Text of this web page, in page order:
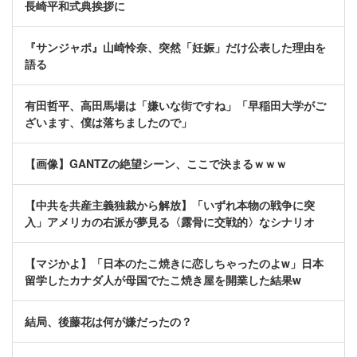
長崎平和式典挨拶に
『サンジャポ』山崎怜奈、突然「妊娠」だけ公表した理由を
語る
有田哲平、高田馬場は「嫌いな街ですね」「早稲田大学がご
ざいます、僕は落ちましたので」
【画像】GANTZの絶望シーン、ここで決まるｗｗｗ
【中共を共産主義独裁から解放】「いずれ本物の戦争に突
入」アメリカの右派が夢見る〈露骨に交戦的〉なシナリオ
【マジかよ】「日本のたこ焼きに恋しちゃったのよw」日本
留学したカナダ人が母国でたこ焼き屋を開業した結果w
結局、後藤花は何が嫌だったの？